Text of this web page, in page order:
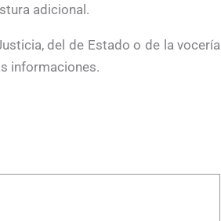
adicional.
del de Estado o de la vocería
informaciones.